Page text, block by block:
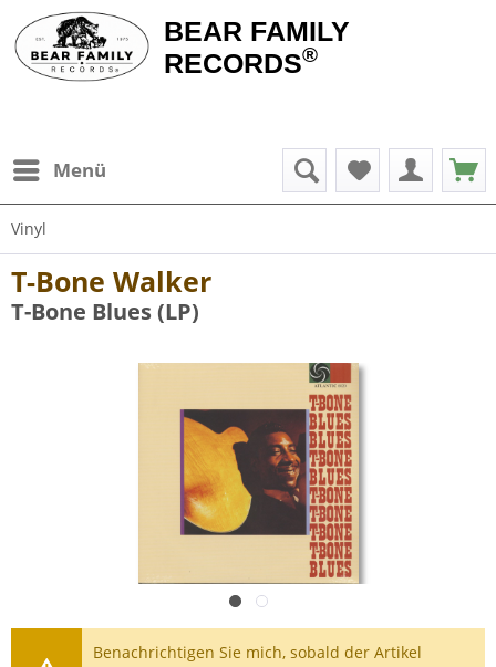
BEAR FAMILY
RECORDS®
Menü
Vinyl
T-Bone Walker
T-Bone Blues (LP)
Benachrichtigen Sie mich, sobald der Artikel